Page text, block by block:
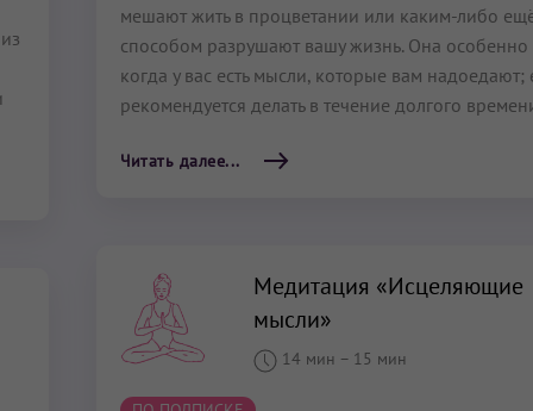
мешают жить в процветании или каким-либо
способом разрушают вашу жизнь. Она особенно
когда у вас есть мысли, которые вам надоедают;
рекомендуется делать в течение долгого
Читать далее...
Медитация «Исцеляющие
мысли»
14 мин – 15 мин